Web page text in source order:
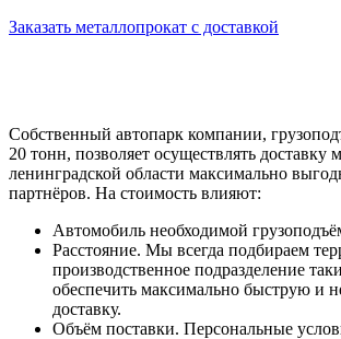
Заказать металлопрокат с доставкой
Собственный автопарк компании,
20 тонн, позволяет осуществлять доставку
ленинградской области максимально
партнёров. На стоимость влияют:
Автомобиль необходимой
Расстояние. Мы всегда подбираем
производственное подразделение
обеспечить максимально быструю и
доставку.
Объём поставки. Персональные